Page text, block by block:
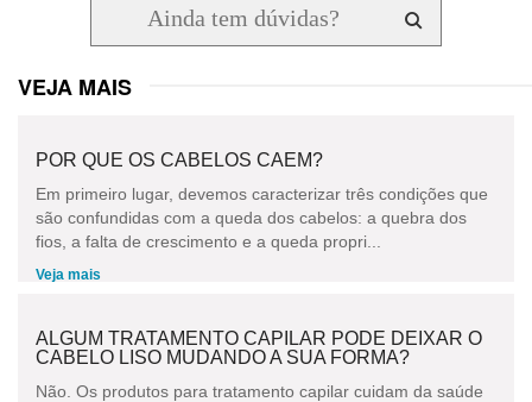
VEJA MAIS
POR QUE OS CABELOS CAEM?
Em primeiro lugar, devemos caracterizar três condições que
são confundidas com a queda dos cabelos: a quebra dos
fios, a falta de crescimento e a queda propri...
Veja mais
ALGUM TRATAMENTO CAPILAR PODE DEIXAR O
CABELO LISO MUDANDO A SUA FORMA?
Não. Os produtos para tratamento capilar cuidam da saúde